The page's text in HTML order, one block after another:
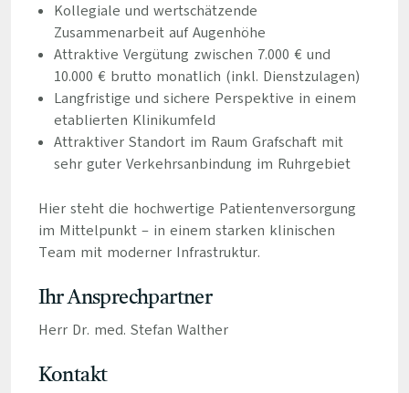
Kollegiale und wertschätzende
Zusammenarbeit auf Augenhöhe
Attraktive Vergütung zwischen 7.000 € und
10.000 € brutto monatlich (inkl. Dienstzulagen)
Langfristige und sichere Perspektive in einem
etablierten Klinikumfeld
Attraktiver Standort im Raum Grafschaft mit
sehr guter Verkehrsanbindung im Ruhrgebiet
Hier steht die hochwertige Patientenversorgung
im Mittelpunkt – in einem starken klinischen
Team mit moderner Infrastruktur.
Ihr Ansprechpartner
Herr Dr. med. Stefan Walther
Kontakt